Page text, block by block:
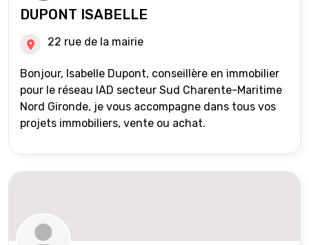
DUPONT ISABELLE
22 rue de la mairie
Bonjour, Isabelle Dupont, conseillère en immobilier
pour le réseau IAD secteur Sud Charente-Maritime
Nord Gironde, je vous accompagne dans tous vos
projets immobiliers, vente ou achat.